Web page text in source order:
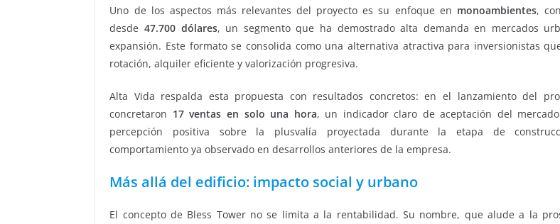
Uno de los aspectos más relevantes del proyecto es su enfoque en monoambientes,
desde 47.700 dólares, un segmento que ha demostrado alta demanda en mercados
expansión. Este formato se consolida como una alternativa atractiva para inversionistas
rotación, alquiler eficiente y valorización progresiva.
Alta Vida respalda esta propuesta con resultados concretos: en el lanzamiento del
concretaron 17 ventas en solo una hora, un indicador claro de aceptación del
percepción positiva sobre la plusvalía proyectada durante la etapa de
comportamiento ya observado en desarrollos anteriores de la empresa.
Más allá del edificio: impacto social y urbano
El concepto de Bless Tower no se limita a la rentabilidad. Su nombre, que alude a la